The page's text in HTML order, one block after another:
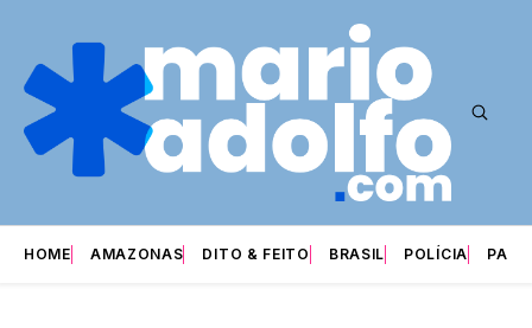
HOME AMAZONAS DITO & FEITO BRASIL POLÍCIA